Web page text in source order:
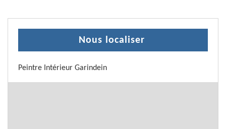
Nous localiser
Peintre Intérieur Garindein